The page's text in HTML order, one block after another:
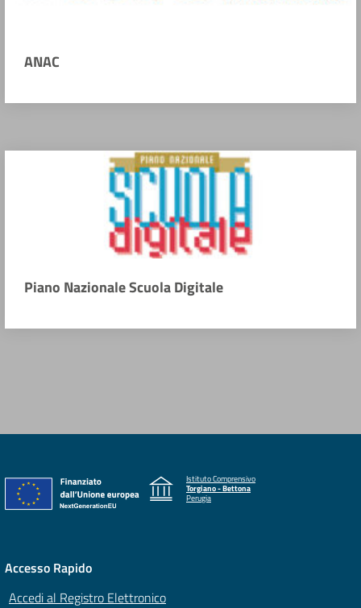
ANAC
Piano Nazionale Scuola Digitale
Istituto Comprensivo
Torgiano - Bettona
Perugia
Accesso Rapido
Accedi al Registro Elettronico